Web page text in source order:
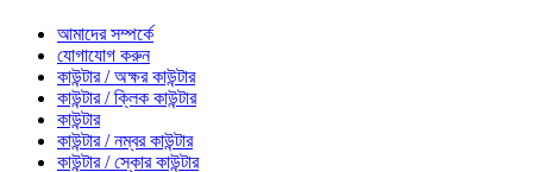
আমাদের সম্পর্কে
যোগাযোগ করুন
কাউন্টার / অক্ষর কাউন্টার
কাউন্টার / ক্লিক কাউন্টার
কাউন্টার
কাউন্টার / নম্বর কাউন্টার
কাউন্টার / স্কোর কাউন্টার